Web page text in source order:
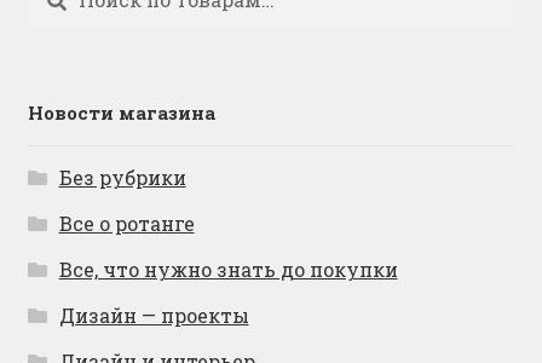
Новости магазина
Без рубрики
Все о ротанге
Все, что нужно знать до покупки
Дизайн — проекты